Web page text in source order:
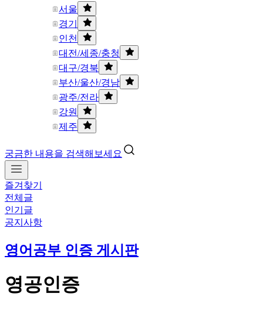
서울
경기
인천
대전/세종/충청
대구/경북
부산/울산/경남
광주/전라
강원
제주
궁금한 내용을 검색해보세요
즐겨찾기
전체글
인기글
공지사항
영어공부 인증 게시판
영공인증